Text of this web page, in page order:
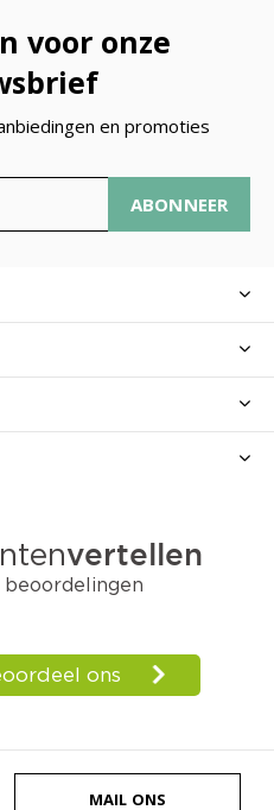
voor onze
en promoties
ABONNEER
MAIL ONS